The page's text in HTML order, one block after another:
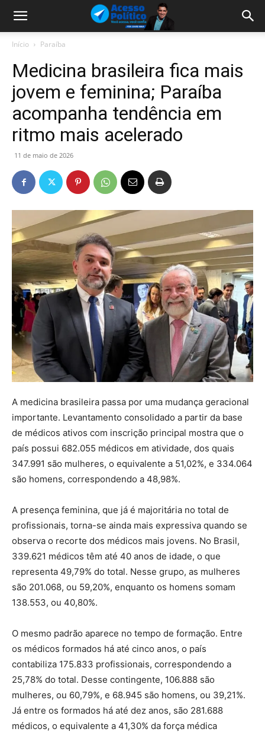
Início Paraíba
Medicina brasileira fica mais
jovem e feminina; Paraíba
acompanha tendência em
ritmo mais acelerado
11 de maio de 2026
A medicina brasileira passa por uma mudança geracional
importante. Levantamento consolidado a partir da base
de médicos ativos com inscrição principal mostra que o
país possui 682.055 médicos em atividade, dos quais
347.991 são mulheres, o equivalente a 51,02%, e 334.064
são homens, correspondendo a 48,98%.
A presença feminina, que já é majoritária no total de
profissionais, torna-se ainda mais expressiva quando se
observa o recorte dos médicos mais jovens. No Brasil,
339.621 médicos têm até 40 anos de idade, o que
representa 49,79% do total. Nesse grupo, as mulheres
são 201.068, ou 59,20%, enquanto os homens somam
138.553, ou 40,80%.
O mesmo padrão aparece no tempo de formação. Entre
os médicos formados há até cinco anos, o país
contabiliza 175.833 profissionais, correspondendo a
25,78% do total. Desse contingente, 106.888 são
mulheres, ou 60,79%, e 68.945 são homens, ou 39,21%.
Já entre os formados há até dez anos, são 281.688
médicos, o equivalente a 41,30% da força médica